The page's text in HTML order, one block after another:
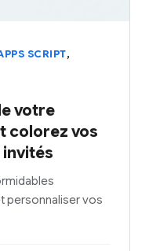
SCRIPT,
votre
colorez vos
invités
personnaliser vos